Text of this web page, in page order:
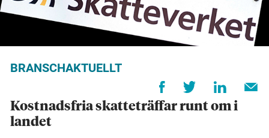
BRANSCHAKTUELLT
Kostnadsfria skatteträffar runt om i
landet